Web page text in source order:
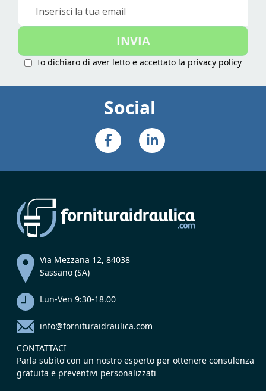
Iscriviti
nostra
INVIA
Io dichiaro di aver letto e accettato la privacy policy
Social
Via Mezzana 12, 84038
Sassano (SA)
Lun-Ven 9:30-18.00
info@fornituraidraulica.com
CONTATTACI
Parla subito con un nostro esperto per ottenere consulenza
gratuita e preventivi personalizzati